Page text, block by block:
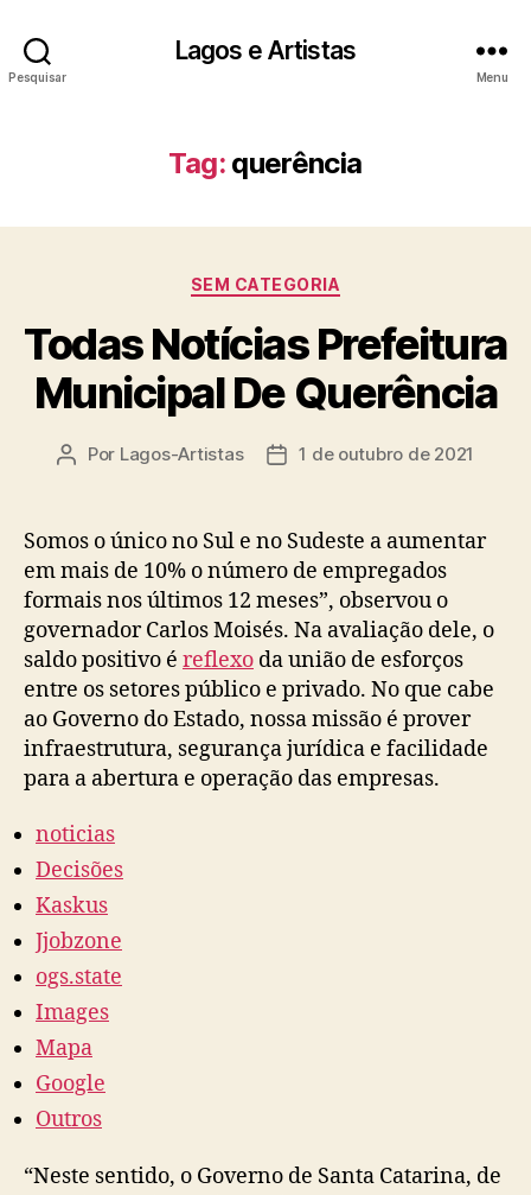
Pesquisar
Lagos e Artistas
Menu
Tag: querência
Categorias
SEM CATEGORIA
Todas Notícias Prefeitura
Municipal De Querência
Autor
Por Lagos-Artistas
Data1 de outubro de 2021
Somos o único no Sul e no Sudeste a aumentar
em mais de 10% o número de empregados
formais nos últimos 12 meses”, observou o
governador Carlos Moisés. Na avaliação dele, o
saldo positivo é reflexo daunião de esforços
entre os setores público e privado. No que cabe
ao Governo do Estado, nossa missão é prover
infraestrutura, segurança jurídica e facilidade
para a abertura e operação das empresas.
noticias
Decisões
Kaskus
Jjobzone
ogs.state
Images
Mapa
Google
Outros
“Neste sentido, o Governo de Santa Catarina, de